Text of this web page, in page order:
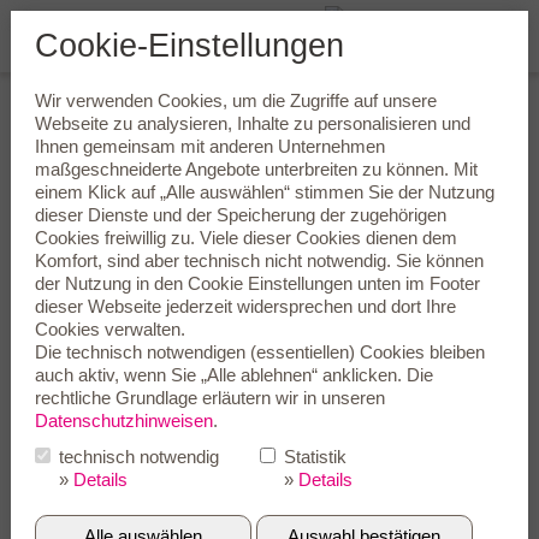
Tägliche Reinigung und
Trocknung – für saubere
Leistung ohne Unterbrechung
Das tägliche Reinigen und Trocknen Ihrer Hörgeräte ist das A
und O, um deren Leistungsfähigkeit zu erhalten. Denn allein
dieses Ritual befreit von den Spuren am Ende des Tages: Staub
und Schmutz, abgesondertes Ohrschmalz (Cerumen) und
Kosmetikarückstände wie Haarspray oder Puder.
Klassische Haushaltsreiniger oder Alkohol sind bei der
Hörgerätereinigung jedoch tabu. Denn diese sind weder dafür
gedacht noch geeignet. Die weit bessere Wahl stellen die
HÖREX Reinigungs- und Pflegeprodukte dar, die ebenso sanft
wie gründlich zur Sache gehen.
Cookie-Einstellungen
Wir verwenden Cookies, um die Zugriffe auf unsere
Webseite zu analysieren, Inhalte zu personalisieren und
Ihnen gemeinsam mit anderen Unternehmen
maßgeschneiderte Angebote unterbreiten zu können. Mit
einem Klick auf „Alle auswählen“ stimmen Sie der Nutzung
dieser Dienste und der Speicherung der zugehörigen
Cookies freiwillig zu. Viele dieser Cookies dienen dem
Komfort, sind aber technisch nicht notwendig. Sie können
der Nutzung in den Cookie Einstellungenunten im Footer
dieser Webseite jederzeit widersprechen und dort Ihre
Cookies verwalten.
Die technisch notwendigen (essentiellen) Cookies bleiben
auch aktiv, wenn Sie „Alle ablehnen“ anklicken. Die
rechtliche Grundlage erläutern wir in unseren
Datenschutzhinweisen.
technisch notwendig
» Details
Statistik
» Details